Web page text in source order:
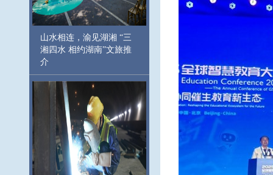
山水相连，渝见湖湘 “三
湘四水 相约湖南”文旅推
介